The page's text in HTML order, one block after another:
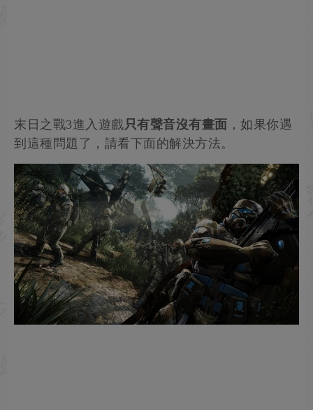
末日之戰3進入遊戲只有聲音沒有畫面 ，如果你遇
到這種問題了，請看下面的解決方法。